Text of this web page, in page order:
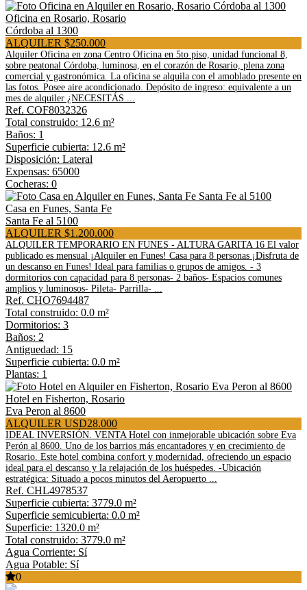
Oficina en Rosario, Rosario
Córdoba al 1300
ALQUILER $250.000
Alquiler Oficina en zona Centro Oficina en 5to piso, unidad funcional 8,
sobre peatonal Córdoba, luminosa, en el corazón de Rosario, plena zona
comercial y gastronómica. La oficina se alquila con el amoblado presente en
las fotos. Posee aire acondicionado. Depósito de ingreso: equivalente a un
mes de alquiler ¿NECESITÁS ...
Ref. COF8032326
Total construido: 12.6 m²
Baños: 1
Superficie cubierta: 12.6 m²
Disposición: Lateral
Expensas: 65000
Cocheras: 0
Casa en Funes, Santa Fe
Santa Fe al 5100
ALQUILER $1.200.000
ALQUILER TEMPORARIO EN FUNES - ALTURA GARITA 16 El valor
publicado es mensual ¡Alquiler en Funes! Casa para 8 personas ¡Disfruta de
un descanso en Funes! Ideal para familias o grupos de amigos. - 3
dormitorios con capacidad para 8 personas- 2 baños- Espacios comunes
amplios y luminosos- Pileta- Parrilla- ...
Ref. CHO7694487
Total construido: 0.0 m²
Dormitorios: 3
Baños: 2
Antiguedad: 15
Superficie cubierta: 0.0 m²
Plantas: 1
Hotel en Fisherton, Rosario
Eva Peron al 8600
ALQUILER USD28.000
IDEAL INVERSIÓN. VENTA Hotel con inmejorable ubicación sobre Eva
Perón al 8600. Uno de los barrios más encantadores y en crecimiento de
Rosario. Este hotel combina confort y modernidad, ofreciendo un espacio
ideal para el descanso y la relajación de los huéspedes. -Ubicación
estratégica: Situado a pocos minutos del Aeropuerto ...
Ref. CHL4978537
Superficie cubierta: 3779.0 m²
Superficie semicubierta: 0.0 m²
Superficie: 1320.0 m²
Total construido: 3779.0 m²
Agua Corriente: Sí
Agua Potable: Sí
0